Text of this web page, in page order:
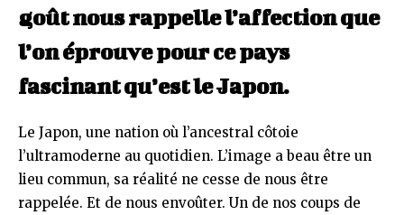
goût nous rappelle l’affection que
l’on éprouve pour ce pays
fascinant qu’est le Japon.
Le Japon, une nation où l’ancestral côtoie
l’ultramoderne au quotidien. L’image a beau être un
lieu commun, sa réalité ne cesse de nous être
rappelée. Et de nous envoûter. Un de nos coups de